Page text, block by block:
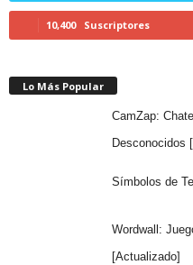
10,400 Suscriptores
Lo Más Popular
CamZap:
Desconocidos
Símbolos de
Wordwall:
[Actualizado]